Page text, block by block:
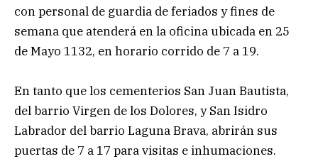
con personal de guardia de feriados y fines de
semana que atenderá en la oficina ubicada en 25
de Mayo 1132, en horario corrido de 7 a 19.
En tanto que los cementerios San Juan Bautista,
del barrio Virgen de los Dolores, y San Isidro
Labrador del barrio Laguna Brava, abrirán sus
puertas de 7 a 17 para visitas e inhumaciones.